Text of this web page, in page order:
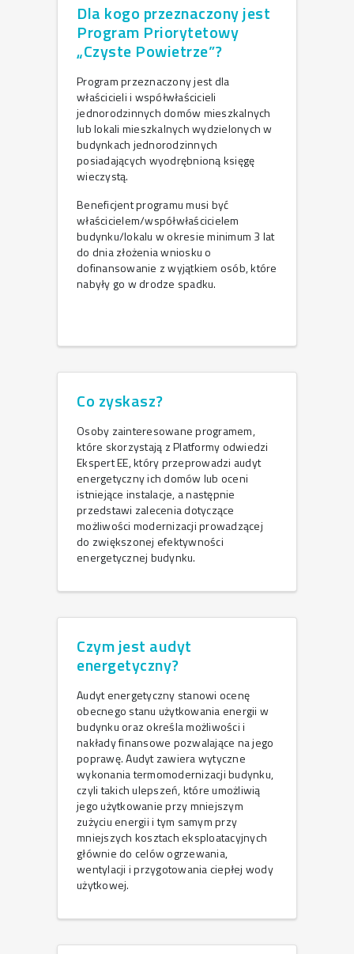
Dla kogo przeznaczony jest
Program Priorytetowy
„Czyste Powietrze”?
Program przeznaczony jest dla
właścicieli i współwłaścicieli
jednorodzinnych domów mieszkalnych
lub lokali mieszkalnych wydzielonych w
budynkach jednorodzinnych
posiadających wyodrębnioną księgę
wieczystą.
Beneficjent programu musi być
właścicielem/współwłaścicielem
budynku/lokalu w okresie minimum 3 lat
do dnia złożenia wniosku o
dofinansowanie z wyjątkiem osób, które
nabyły go w drodze spadku.
Co zyskasz?
Osoby zainteresowane programem,
które skorzystają z Platformy odwiedzi
Ekspert EE, który przeprowadzi audyt
energetyczny ich domów lub oceni
istniejące instalacje, a następnie
przedstawi zalecenia dotyczące
możliwości modernizacji prowadzącej
do zwiększonej efektywności
energetycznej budynku.
Czym jest audyt
energetyczny?
Audyt energetyczny stanowi ocenę
obecnego stanu użytkowania energii w
budynku oraz określa możliwości i
nakłady finansowe pozwalające na jego
poprawę. Audyt zawiera wytyczne
wykonania termomodernizacji budynku,
czyli takich ulepszeń, które umożliwią
jego użytkowanie przy mniejszym
zużyciu energii i tym samym przy
mniejszych kosztach eksploatacyjnych
głównie do celów ogrzewania,
wentylacji i przygotowania ciepłej wody
użytkowej.